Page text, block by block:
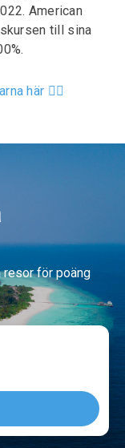
American
till sina
här 👈🏼
resor för poäng